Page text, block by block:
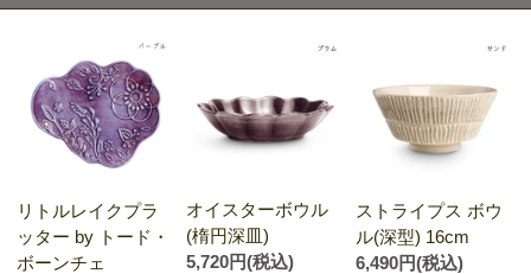
リトルレイクプラ
ッター by トード・
ボーンチェ
オイスターボウル
(楕円深皿)
5,720円(税込)
ストライプス ボウ
ル(深型) 16cm
6,490円(税込)